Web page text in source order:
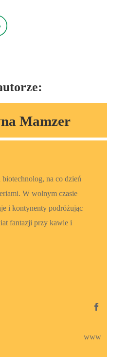
Mamzer
biotechnolog, na co dzień
W wolnym czasie
i kontynenty podróżując
fantazji przy kawie i

www